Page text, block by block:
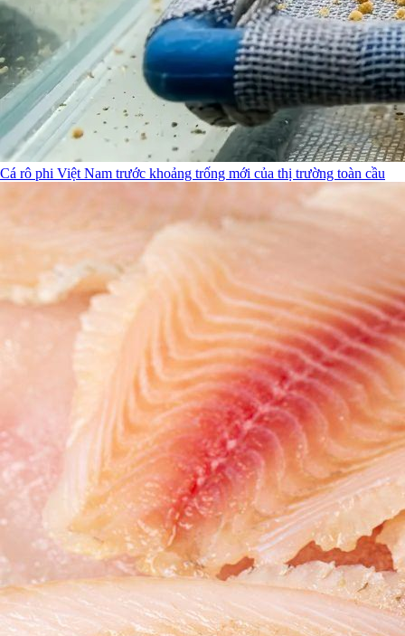
Cá rô phi Việt Nam trước khoảng trống mới của thị trường toàn cầu